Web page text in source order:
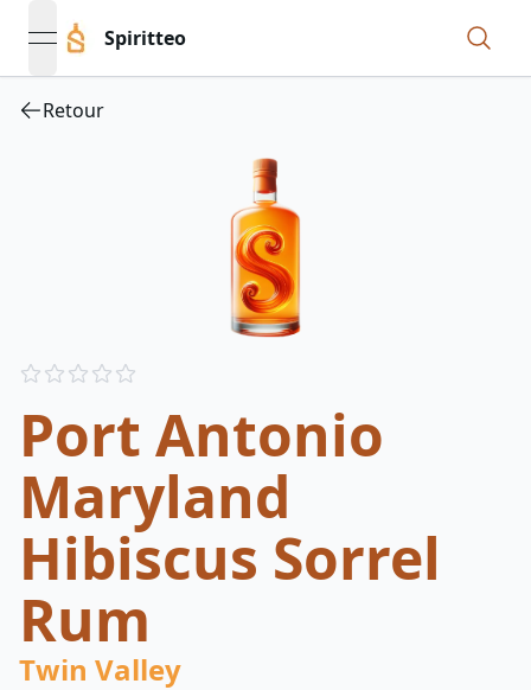
open navigation menu
Spiritteo
Retour
Reviews
Port Antonio
Maryland
Hibiscus Sorrel
Rum
Twin Valley